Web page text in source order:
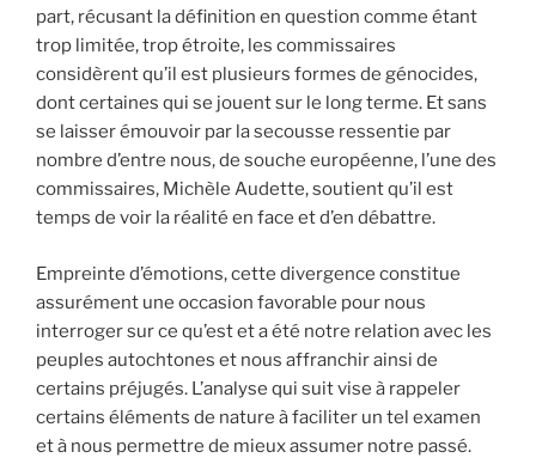
part, récusant la définition en question comme étant
trop limitée, trop étroite, les commissaires
considèrent qu’il est plusieurs formes de génocides,
dont certaines qui se jouent sur le long terme. Et sans
se laisser émouvoir par la secousse ressentie par
nombre d’entre nous, de souche européenne, l’une des
commissaires, Michèle Audette, soutient qu’il est
temps de voir la réalité en face et d’en débattre.
Empreinte d’émotions, cette divergence constitue
assurément une occasion favorable pour nous
interroger sur ce qu’est et a été notre relation avec les
peuples autochtones et nous affranchir ainsi de
certains préjugés. L’analyse qui suit vise à rappeler
certains éléments de nature à faciliter un tel examen
et à nous permettre de mieux assumer notre passé.